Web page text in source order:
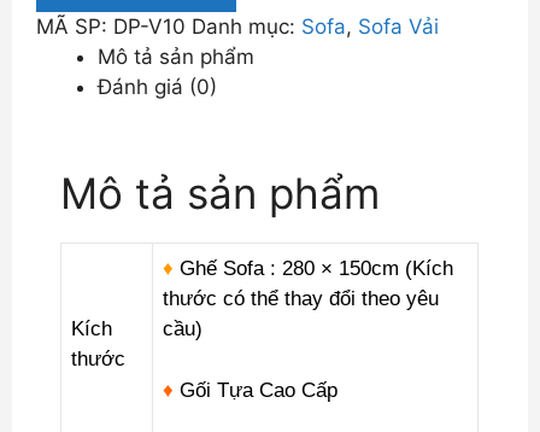
Xám
Viền
Trắng
Nổi
MÃ SP: DP-V10 Danh mục: Sofa, Sofa Vải
Mô tả sản phẩm
Đánh giá (0)
Mô tả sản phẩm
Kích
thước
♦ Ghế Sofa : 280 × 150cm (Kích
thước có thể thay đổi theo yêu
cầu)
♦ Gối Tựa Cao Cấp